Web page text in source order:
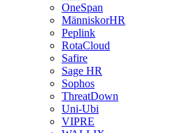
OneSpan
MänniskorHR
Peplink
RotaCloud
Safire
Sage HR
Sophos
ThreatDown
Uni-Ubi
VIPRE